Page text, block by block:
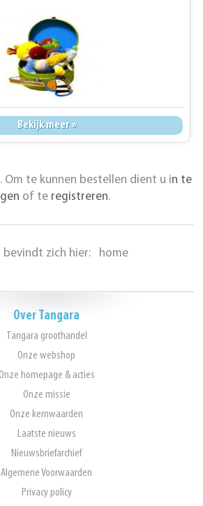
Bekijk meer »
Om te kunnen bestellen dient u in te
of te registreren.
bevindt zich hier: home
Over Tangara
Tangara groothandel
Onze webshop
homepage & acties
Onze missie
Onze kernwaarden
Laatste nieuws
Nieuwsbriefarchief
Algemene Voorwaarden
Privacy policy